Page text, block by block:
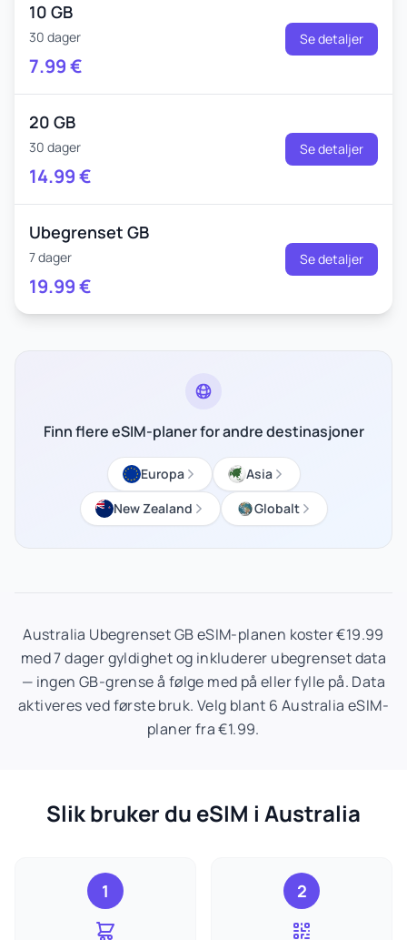
10 GB
30 dager
7.99€
Se detaljer
20 GB
30 dager
14.99€
Se detaljer
Ubegrenset GB
7 dager
19.99€
Se detaljer
Finn flere eSIM-planer for andre destinasjoner
Europa
Asia
New Zealand
Globalt
Australia Ubegrenset GB eSIM-planen koster €19.99
med 7 dager gyldighet og inkluderer ubegrenset data
— ingen GB-grense å følge med på eller fylle på. Data
aktiveres ved første bruk. Velg blant 6 Australia eSIM-
planer fra €1.99.
Slik bruker du eSIM i Australia
1 2